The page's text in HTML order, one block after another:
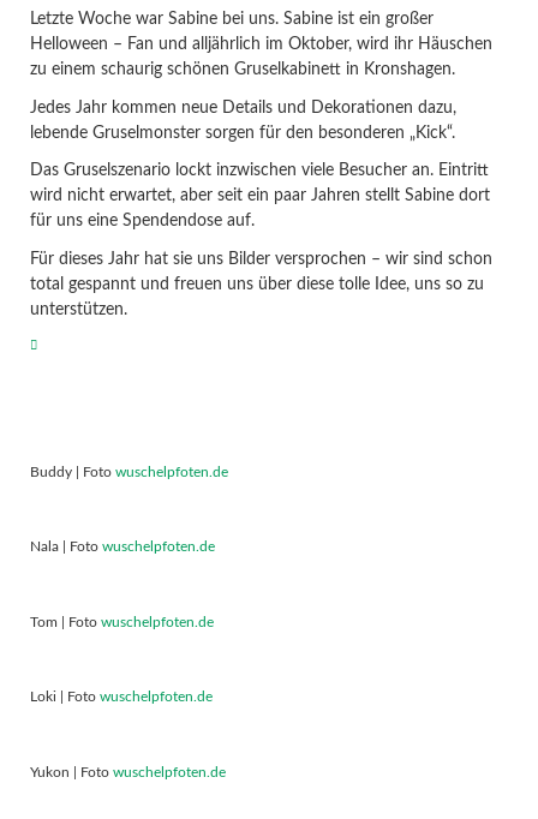
Letzte Woche war Sabine bei uns. Sabine ist ein großer
Helloween – Fan und alljährlich im Oktober, wird ihr Häuschen
zu einem schaurig schönen Gruselkabinett in Kronshagen.
Jedes Jahr kommen neue Details und Dekorationen dazu,
lebende Gruselmonster sorgen für den besonderen „Kick“.
Das Gruselszenario lockt inzwischen viele Besucher an. Eintritt
wird nicht erwartet, aber seit ein paar Jahren stellt Sabine dort
für uns eine Spendendose auf.
Für dieses Jahr hat sie uns Bilder versprochen – wir sind schon
total gespannt und freuen uns über diese tolle Idee, uns so zu
unterstützen.
Buddy | Foto wuschelpfoten.de
Nala | Foto wuschelpfoten.de
Tom | Foto wuschelpfoten.de
Loki | Foto wuschelpfoten.de
Yukon | Foto wuschelpfoten.de